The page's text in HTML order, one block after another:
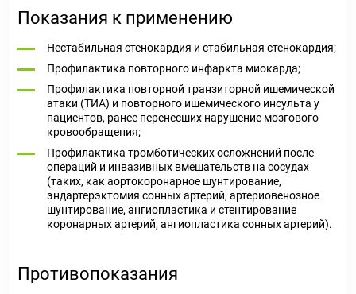
Показания к применению
Нестабильная стенокардия и стабильная стенокардия;
Профилактика повторного инфаркта миокарда;
Профилактика повторной транзиторной ишемической
атаки (ТИА) и повторного ишемического инсульта у
пациентов, ранее перенесших нарушение мозгового
кровообращения;
Профилактика тромботических осложнений после
операций и инвазивных вмешательств на сосудах
(таких, как аортокоронарное шунтирование,
эндартерэктомия сонных артерий, артериовенозное
шунтирование, ангиопластика и стентирование
коронарных артерий, ангиопластика сонных артерий).
Противопоказания